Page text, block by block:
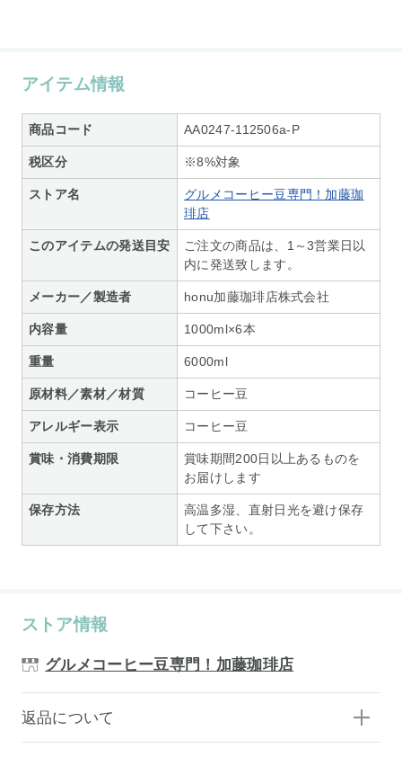
アイテム情報
商品コード AA0247-112506a-P
税区分 ※8%対象
ストア名
グルメコーヒー豆専門！加藤珈
琲店
このアイテムの発送目安
ご注文の商品は、1～3営業日以
内に発送致します。
メーカー／製造者 honu加藤珈琲店株式会社
内容量 1000ml×6本
重量 6000ml
原材料／素材／材質 コーヒー豆
アレルギー表示 コーヒー豆
賞味・消費期限
賞味期間200日以上あるものを
お届けします
保存方法
高温多湿、直射日光を避け保存
して下さい。
ストア情報
グルメコーヒー豆専門！加藤珈琲店
返品について